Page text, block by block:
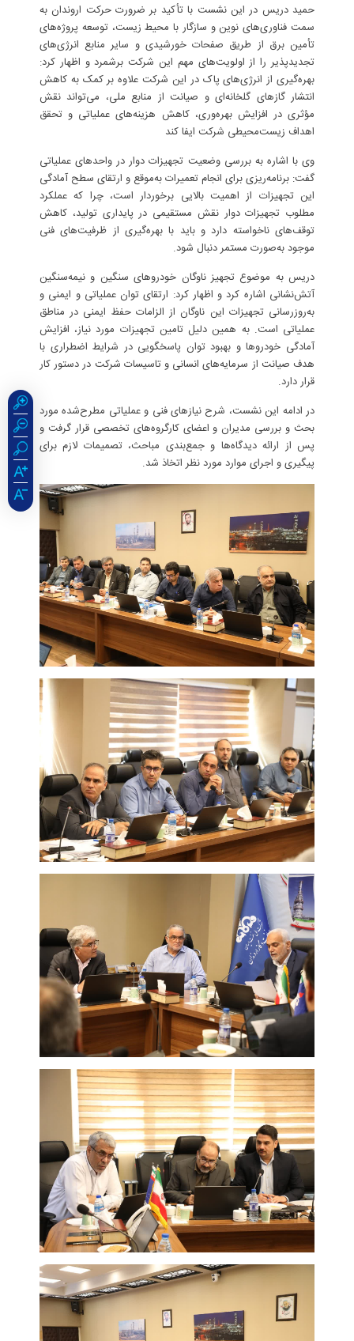
حمید دریس در این نشست با تأکید بر ضرورت حرکت اروندان به
سمت فناوری‌های نوین و سازگار با محیط زیست، توسعه پروژه‌های
تأمین برق از طریق صفحات خورشیدی و سایر منابع انرژی‌های
تجدیدپذیر را از اولویت‌های مهم این شرکت برشمرد و اظهار کرد:
بهره‌گیری از انرژی‌های پاک در این شرکت علاوه بر کمک به کاهش
انتشار گازهای گلخانه‌ای و صیانت از منابع ملی، می‌تواند نقش
مؤثری در افزایش بهره‌وری، کاهش هزینه‌های عملیاتی و تحقق
اهداف زیست‌محیطی شرکت ایفا کند
وی با اشاره به بررسی وضعیت تجهیزات دوار در واحدهای عملیاتی
گفت: برنامه‌ریزی برای انجام تعمیرات به‌موقع و ارتقای سطح آمادگی
این تجهیزات از اهمیت بالایی برخوردار است، چرا که عملکرد
مطلوب تجهیزات دوار نقش مستقیمی در پایداری تولید، کاهش
توقف‌های ناخواسته دارد و باید با بهره‌گیری از ظرفیت‌های فنی
موجود به‌صورت مستمر دنبال شود.
دریس به موضوع تجهیز ناوگان خودروهای سنگین و نیمه‌سنگین
آتش‌نشانی اشاره کرد و اظهار کرد: ارتقای توان عملیاتی و ایمنی و
به‌روزرسانی تجهیزات این ناوگان از الزامات حفظ ایمنی در مناطق
عملیاتی است. به همین دلیل تامین تجهیزات مورد نیاز، افزایش
آمادگی خودروها و بهبود توان پاسخگویی در شرایط اضطراری با
هدف صیانت از سرمایه‌های انسانی و تاسیسات شرکت در دستور کار
قرار دارد.
در ادامه این نشست، شرح نیازهای فنی و عملیاتی مطرح‌شده مورد
بحث و بررسی مدیران و اعضای کارگروه‌های تخصصی قرار گرفت و
پس از ارائه دیدگاه‌ها و جمع‌بندی مباحث، تصمیمات لازم برای
پیگیری و اجرای موارد مورد نظر اتخاذ شد.